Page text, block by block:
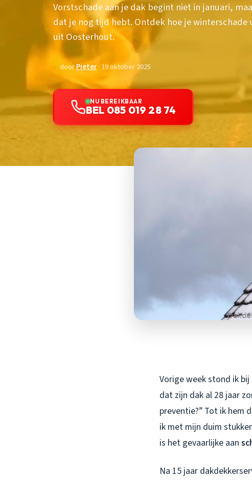
Vorstschade aan je dak begint niet in januari,
dat je nog tijd hebt. Ontdek hoe je
uit Oosterhout.
doorPieter· 19 oktober 2025
NU BEREIKBAAR
BEL 085 019 28 74
Vorige week stond ik
dat zijn dak al 28 jaar
preventie?” Tot ik hem
ik met mijn duim
is het gevaarlijke aan
Na 15 jaar